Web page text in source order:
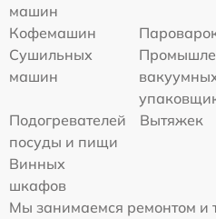
машин
Кофемашин
Сушильных
машин
Подогревателей
посуды и пищи
Вытяжек
Винных
шкафов
Мы занимаемся ремонтом и